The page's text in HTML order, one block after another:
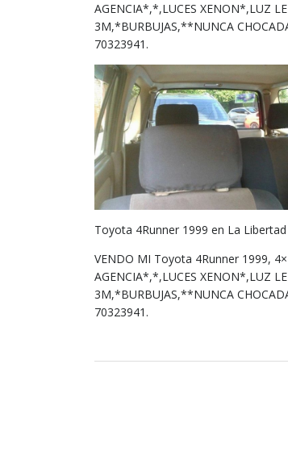
AGENCIA*,*,LUCES XENON*,LUZ
3M,*BURBUJAS,**NUNCA
70323941.
Toyota 4Runner 1999 en La Libertad
VENDO MI Toyota 4Runner 1999,
AGENCIA*,*,LUCES XENON*,LUZ
3M,*BURBUJAS,**NUNCA
70323941.